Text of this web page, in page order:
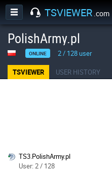
TSVIEWER .com
PolishArmy.pl
ONLINE 2/ 128user
TSVIEWER USER HISTORY
TS3.PolishArmy.pl
User: 2 / 128